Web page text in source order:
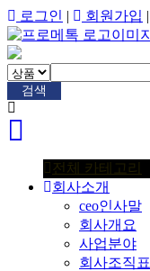
로그인 | 회원가입 |
검색
전체 카테고리
회사소개
ceo인사말
회사개요
사업분야
회사조직표